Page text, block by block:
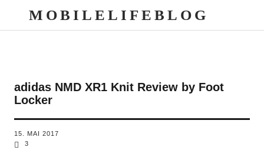
MOBILELIFEBLOG
adidas NMD XR1 Knit Review by Foot
Locker
15. MAI 2017
3